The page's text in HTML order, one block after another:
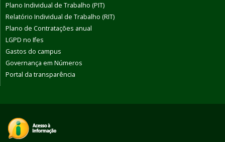
Plano Individual de Trabalho (PIT)
Relatório Individual de Trabalho (RIT)
Plano de Contratações anual
LGPD no Ifes
Gastos do campus
Governança em Números
Portal da transparência